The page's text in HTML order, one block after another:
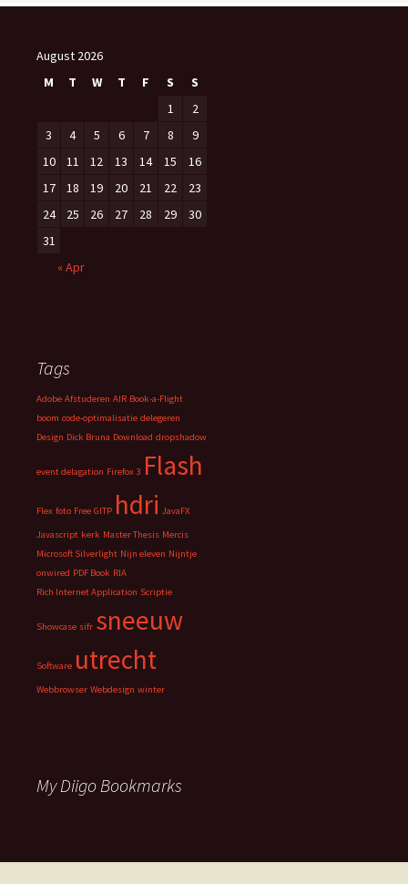
August 2026
M
T W T F S
S
1
2
3
4 5 6 7 8
9
10
11 12 13 14 15
16
17
18 19 20 21 22
23
24
25 26 27 28 29
30
31
« Apr
Tags
Adobe Afstuderen AIR Book-a-Flight
boom code-optimalisatie delegeren
Design Dick Bruna Download dropshadow
event delagation Firefox 3 Flash
Flex foto Free GITP hdri JavaFX
Javascript kerk Master Thesis Mercis
Microsoft Silverlight Nijn eleven Nijntje
onwired PDF Book RIA
Rich Internet Application Scriptie
Showcase sifr sneeuw
Software utrecht
Webbrowser Webdesign winter
My Diigo Bookmarks